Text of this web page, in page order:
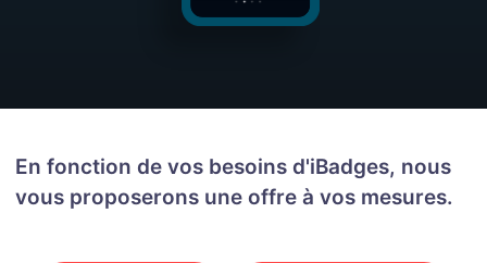
En fonction de vos besoins d'iBadges, nous
vous proposerons une offre à vos mesures.